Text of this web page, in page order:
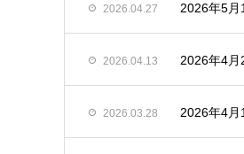
2026.04.27 2026年5月
2026.04.13 2026年4月
2026.03.28 2026年4月